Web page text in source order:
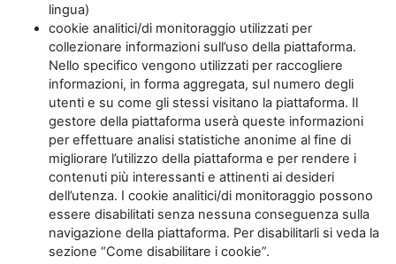
lingua)
cookie analitici/di monitoraggio utilizzati per
collezionare informazioni sull’uso della piattaforma.
Nello specifico vengono utilizzati per raccogliere
informazioni, in forma aggregata, sul numero degli
utenti e su come gli stessi visitano la piattaforma. Il
gestore della piattaforma userà queste informazioni
per effettuare analisi statistiche anonime al fine di
migliorare l’utilizzo della piattaforma e per rendere i
contenuti più interessanti e attinenti ai desideri
dell’utenza. I cookie analitici/di monitoraggio possono
essere disabilitati senza nessuna conseguenza sulla
navigazione della piattaforma. Per disabilitarli si veda la
sezione “Come disabilitare i cookie”.